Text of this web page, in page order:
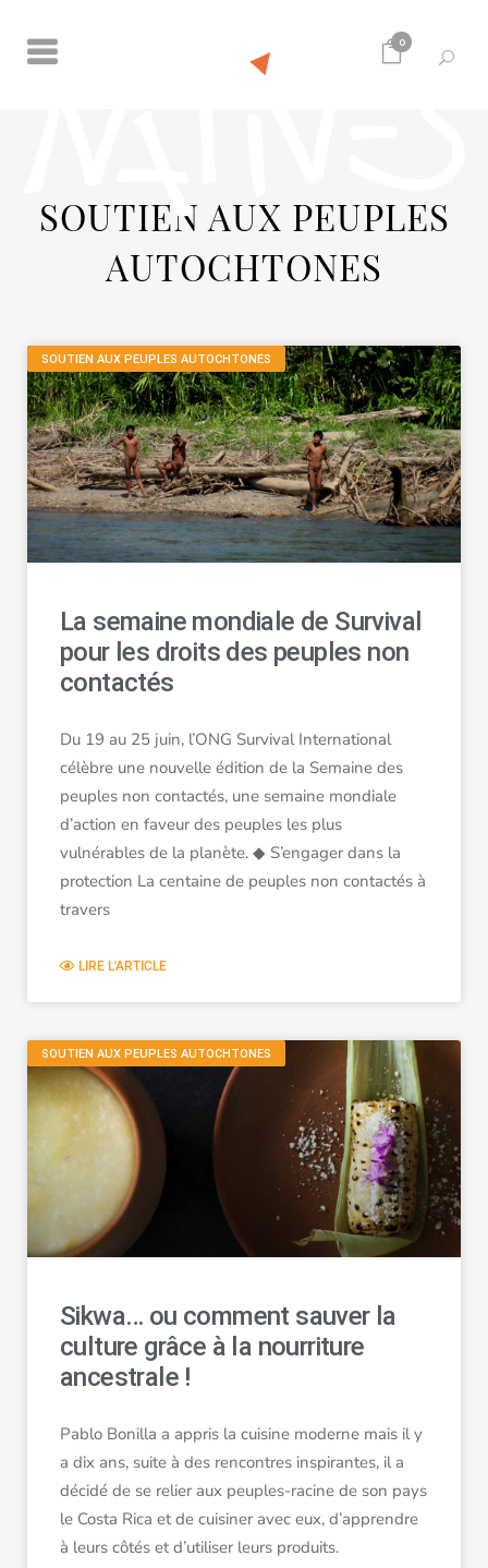
0
SOUTIEN AUX PEUPLES
AUTOCHTONES
SOUTIEN AUX PEUPLES AUTOCHTONES
La semaine mondiale de Survival
pour les droits des peuples non
contactés
Du 19 au 25 juin, l’ONG Survival International
célèbre une nouvelle édition de la Semaine des
peuples non contactés, une semaine mondiale
d’action en faveur des peuples les plus
vulnérables de la planète. ◆ S’engager dans la
protection La centaine de peuples non contactés à
travers
LIRE L'ARTICLE
SOUTIEN AUX PEUPLES AUTOCHTONES
Sikwa… ou comment sauver la
culture grâce à la nourriture
ancestrale !
Pablo Bonilla a appris la cuisine moderne mais il y
a dix ans, suite à des rencontres inspirantes, il a
décidé de se relier aux peuples-racine de son pays
le Costa Rica et de cuisiner avec eux, d’apprendre
à leurs côtés et d’utiliser leurs produits.